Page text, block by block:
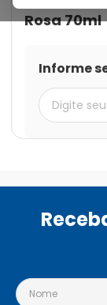
Rosa 70ml
Informe